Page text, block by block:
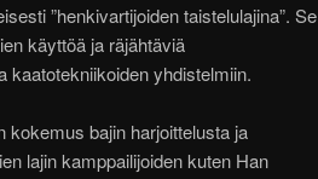
”henkivartijoiden taistelulajina”. Se
käyttöä ja räjähtäviä
kaatotekniikoiden yhdistelmiin.
kokemus bajin harjoittelusta ja
lajin kamppailijoiden kuten Han